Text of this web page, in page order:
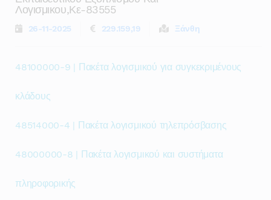
Λογισμικου,κε-83555
26-11-2025 229.159,19 Ξάνθη
48100000-9 | Πακέτα λογισμικού για συγκεκριμένους
κλάδους
48514000-4 | Πακέτα λογισμικού τηλεπρόσβασης
48000000-8 | Πακέτα λογισμικού και συστήματα
πληροφορικής